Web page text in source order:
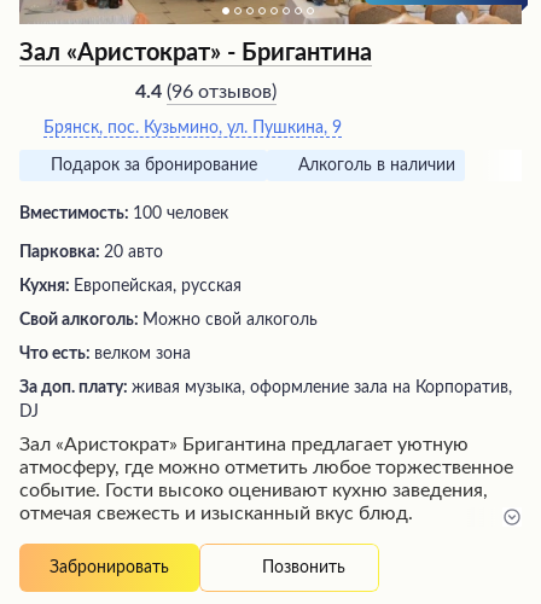
Зал «Аристократ» - Бригантина
4.4 (96 отзывов)
Брянск, пос. Кузьмино, ул. Пушкина, 9
Подарок за бронирование Алкоголь в наличии
Вместимость: 100 человек
Парковка: 20 авто
Кухня: Европейская, русская
Свой алкоголь: Можно свой алкоголь
Что есть: велком зона
За доп. плату: живая музыка, оформление зала на Корпоратив,
DJ
Зал «Аристократ» Бригантина предлагает уютную
атмосферу, где можно отметить любое торжественное
событие. Гости высоко оценивают кухню заведения,
отмечая свежесть и изысканный вкус блюд.
внимательному и отзывчивому персоналу, который
создает атмосферу гостеприимства. Интерьер зала
Забронировать Позвонить